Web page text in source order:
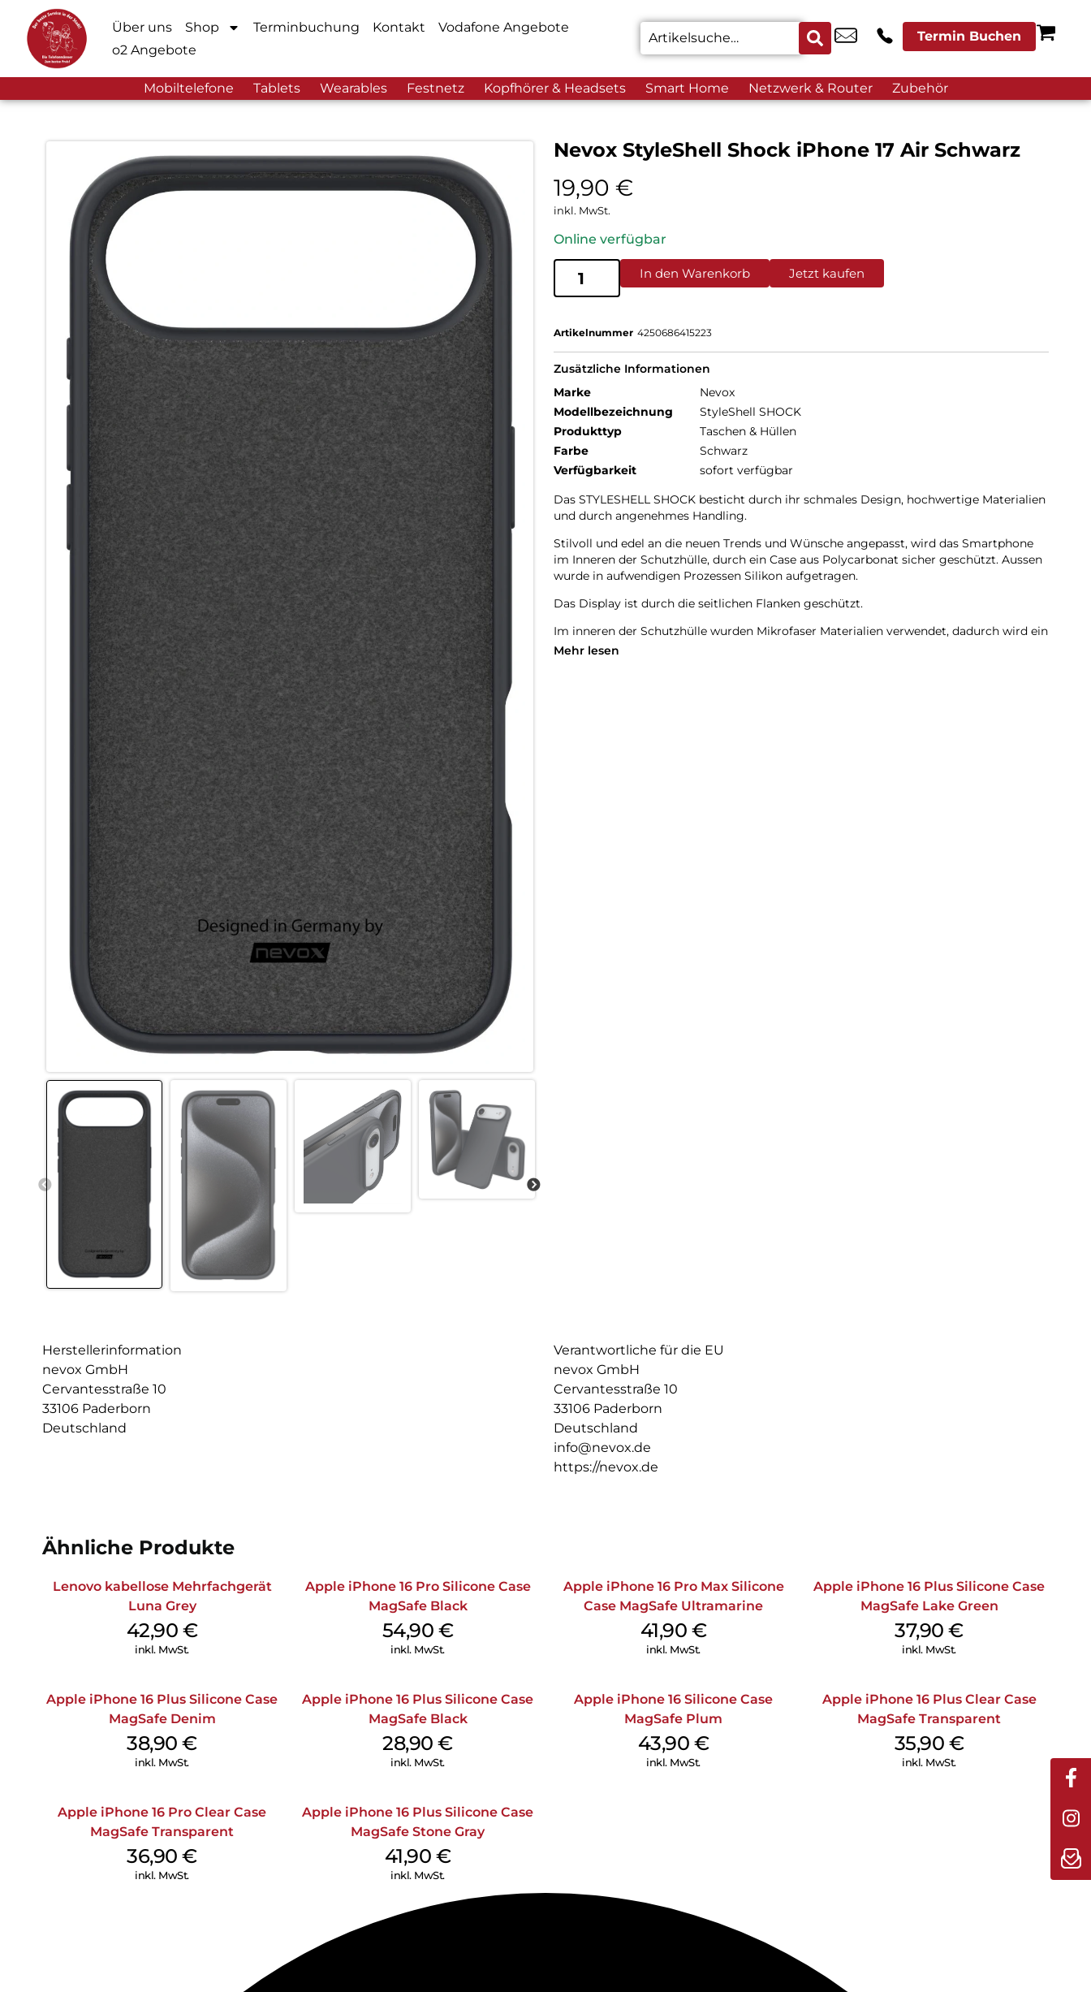
Über uns Shop Terminbuchung Kontakt
Vodafone Angebote
o2 Angebote
Termin Buchen
Mobiltelefone Tablets Wearables Festnetz Kopfhörer & Headsets Smart Home Netzwerk & Router Zubehör
Nevox StyleShell Shock iPhone 17 Air Schwarz
19,90 €
inkl. MwSt.
Online verfügbar
In den Warenkorb Jetzt kaufen
Artikelnummer 4250686415223
Zusätzliche Informationen
Marke
Nevox
Modellbezeichnung
StyleShell SHOCK
Produkttyp
Taschen & Hüllen
Farbe
Schwarz
Verfügbarkeit
sofort verfügbar
Das STYLESHELL SHOCK besticht durch ihr schmales Design, hochwertige Materialien
und durch angenehmes Handling.
Stilvoll und edel an die neuen Trends und Wünsche angepasst, wird das Smartphone
im Inneren der Schutzhülle, durch ein Case aus Polycarbonat sicher geschützt. Aussen
wurde in aufwendigen Prozessen Silikon aufgetragen.
Das Display ist durch die seitlichen Flanken geschützt.
Im inneren der Schutzhülle wurden Mikrofaser Materialien verwendet, dadurch wird ein
zerkratzen des Smartphones verhindert.
Mehr lesen
Herstellerinformation
nevox GmbH
Cervantesstraße 10
33106 Paderborn
Deutschland
Verantwortliche für die EU
nevox GmbH
Cervantesstraße 10
33106 Paderborn
Deutschland
info@nevox.de
https://nevox.de
Ähnliche Produkte
Lenovo kabellose Mehrfachgerät
Luna Grey
42,90 €
inkl. MwSt.
Apple iPhone 16 Pro Silicone Case
MagSafe Black
54,90 €
inkl. MwSt.
Apple iPhone 16 Pro Max Silicone
Case MagSafe Ultramarine
41,90 €
inkl. MwSt.
Apple iPhone 16 Plus Silicone Case
MagSafe Lake Green
37,90€
inkl. MwSt.
Apple iPhone 16 Plus Silicone Case
MagSafe Denim
38,90€
inkl. MwSt.
Apple iPhone 16 Plus Silicone Case
MagSafe Black
28,90€
inkl. MwSt.
Apple iPhone 16 Silicone Case
MagSafe Plum
43,90 €
inkl. MwSt.
Apple iPhone 16 Plus Clear Case
MagSafe Transparent
35,90 €
inkl. MwSt.
Apple iPhone 16 Pro Clear Case
MagSafe Transparent
36,90€
inkl. MwSt.
Apple iPhone 16 Plus Silicone Case
MagSafe Stone Gray
41,90 €
inkl. MwSt.